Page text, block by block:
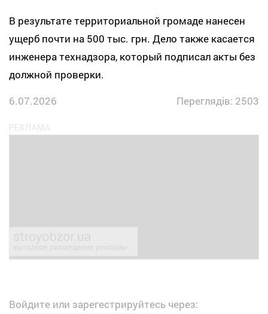
В результате территориальной громаде нанесен
ущерб почти на 500 тыс. грн. Дело также касается
инженера технадзора, который подписал акты без
должной проверки.
6.07.2026
Переглядів: 2503
Войдите или зарегестрируйтесь через: